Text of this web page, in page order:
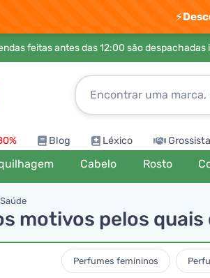
⚡
feitas antes das 12:00 são despachadas
Blog Léxico Grossista
Cabelo Rosto
Saúde
motivos pelos
Perfumes femininos